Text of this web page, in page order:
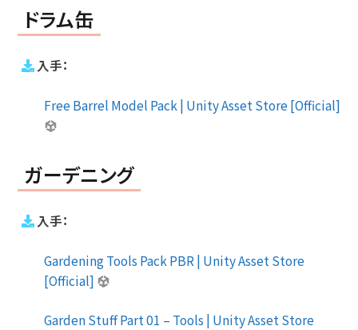
ドラム缶
入手：
Free Barrel Model Pack | Unity Asset Store [Official]
ガーデニング
入手：
Gardening Tools Pack PBR | Unity Asset Store
[Official]
Garden Stuff Part 01 – Tools | Unity Asset Store